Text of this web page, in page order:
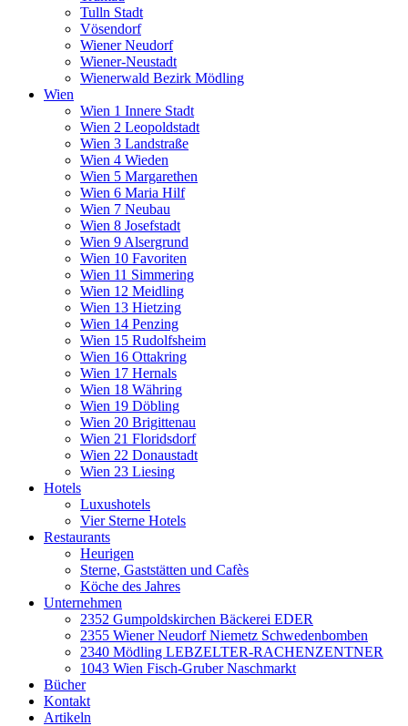
Tulln Stadt
Vösendorf
Wiener Neudorf
Wiener-Neustadt
Wienerwald Bezirk Mödling
Wien
Wien 1 Innere Stadt
Wien 2 Leopoldstadt
Wien 3 Landstraße
Wien 4 Wieden
Wien 5 Margarethen
Wien 6 Maria Hilf
Wien 7 Neubau
Wien 8 Josefstadt
Wien 9 Alsergrund
Wien 10 Favoriten
Wien 11 Simmering
Wien 12 Meidling
Wien 13 Hietzing
Wien 14 Penzing
Wien 15 Rudolfsheim
Wien 16 Ottakring
Wien 17 Hernals
Wien 18 Währing
Wien 19 Döbling
Wien 20 Brigittenau
Wien 21 Floridsdorf
Wien 22 Donaustadt
Wien 23 Liesing
Hotels
Luxushotels
Vier Sterne Hotels
Restaurants
Heurigen
Sterne, Gaststätten und Cafès
Köche des Jahres
Unternehmen
2352 Gumpoldskirchen Bäckerei EDER
2355 Wiener Neudorf Niemetz Schwedenbomben
2340 Mödling LEBZELTER-RACHENZENTNER
1043 Wien Fisch-Gruber Naschmarkt
Bücher
Kontakt
Artikeln